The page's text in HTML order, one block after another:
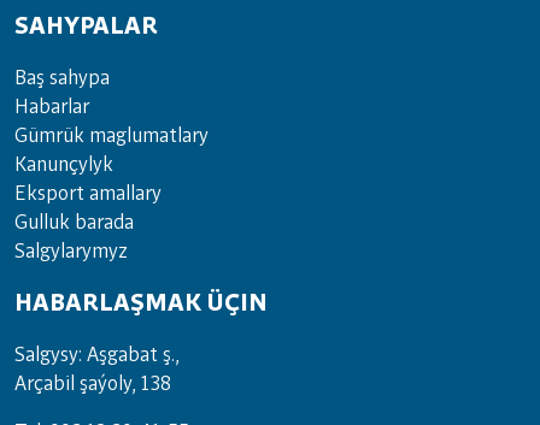
SAHYPALAR
Baş sahypa
Habarlar
Gümrük maglumatlary
Kanunçylyk
Eksport amallary
Gulluk barada
Salgylarymyz
HABARLAŞMAK ÜÇIN
Salgysy: Aşgabat ş.,
Arçabil şaýoly, 138